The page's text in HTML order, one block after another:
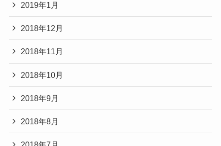
2019年1月
2018年12月
2018年11月
2018年10月
2018年9月
2018年8月